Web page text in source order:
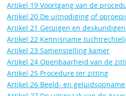
Artikel 19 Voortgang van de
Artikel 20 De uitnodiging of
Artikel 21 Getuigen en deskundigen
Artikel 22 Kennisname
Artikel 23 Samenstelling kamer
Artikel 24 Openbaarheid van de
Artikel 25 Procedure ter zitting
Artikel 26 Beeld- en geluidsopname